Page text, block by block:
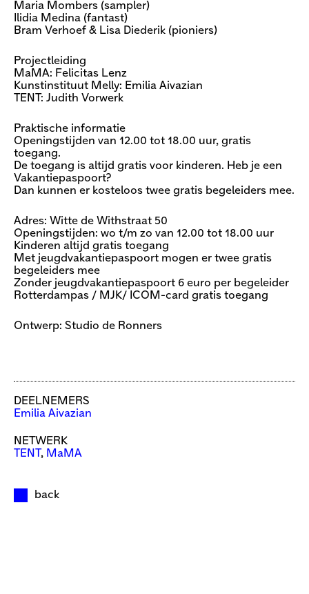
Maria Mombers (sampler)
Ilidia Medina (fantast)
Bram Verhoef & Lisa Diederik (pioniers)
Projectleiding
MaMA: Felicitas Lenz
Kunstinstituut Melly: Emilia Aivazian
TENT: Judith Vorwerk
Praktische informatie
Openingstijden van 12.00 tot 18.00 uur, gratis
toegang.
De toegang is altijd gratis voor kinderen. Heb je een
Vakantiepaspoort?
Dan kunnen er kosteloos twee gratis begeleiders mee.
Adres: Witte de Withstraat 50
Openingstijden: wo t/m zo van 12.00 tot 18.00 uur
Kinderen altijd gratis toegang
Met jeugdvakantiepaspoort mogen er twee gratis
begeleiders mee
Zonder jeugdvakantiepaspoort 6 euro per begeleider
Rotterdampas / MJK/ ICOM-card gratis toegang
Ontwerp: Studio de Ronners
DEELNEMERS
Emilia Aivazian
NETWERK
TENT , MaMA
back